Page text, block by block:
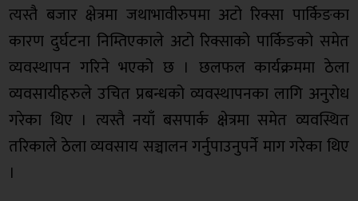
त्यस्तै बजार क्षेत्रमा जथाभावीरुपमा अटो रिक्सा पार्किङका
कारण दुर्घटना निम्तिएकाले अटो रिक्साको पार्किङको समेत
व्यवस्थापन गरिने भएको छ । छलफल कार्यक्रममा ठेला
व्यवसायीहरुले उचित प्रबन्धको व्यवस्थापनका लागि अनुरोध
गरेका थिए । त्यस्तै नयाँ बसपार्क क्षेत्रमा समेत व्यवस्थित
तरिकाले ठेला व्यवसाय सञ्चालन गर्नुपाउनुपर्ने माग गरेका थिए
।